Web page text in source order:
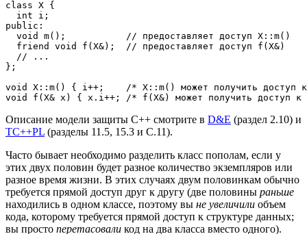
class X {
int i ;
public :
void
m( ) ;
// предоставляет доступ X::m()
friend
void f (X&) ;
// предоставляет доступ f(X&)
// ...
} ;
void
X :: m( ) { i ++ ;
/* X::m() может получить
void
f (X& x ) { x . i ++ ; /* f(X&) может получить доступ
Описание модели защиты C++ смотрите в D&E (раздел 2.10) и
TC++PL (разделы 11.5, 15.3 и C.11).
Часто бывает необходимо разделить класс пополам, если у
этих двух половин будет разное количество экземпляров или
разное время жизни. В этих случаях двум половинкам обычно
требуется прямой доступ друг к другу (две половины раньше
находились в одном классе, поэтому вы не увеличили объем
кода, которому требуется прямой доступ к структуре данных;
вы просто перетасовали код на два класса вместо одного).